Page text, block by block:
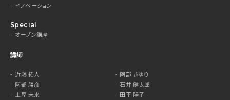
イノベーション
Special
オープン講座
講師
近藤 拓人
阿部 さゆり
阿部 勝彦
石井 健太郎
土屋 未来
田平 陽子